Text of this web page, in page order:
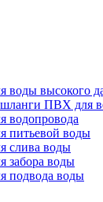
высокого
ПВХ для
воды
слива воды
воды
подвода воды